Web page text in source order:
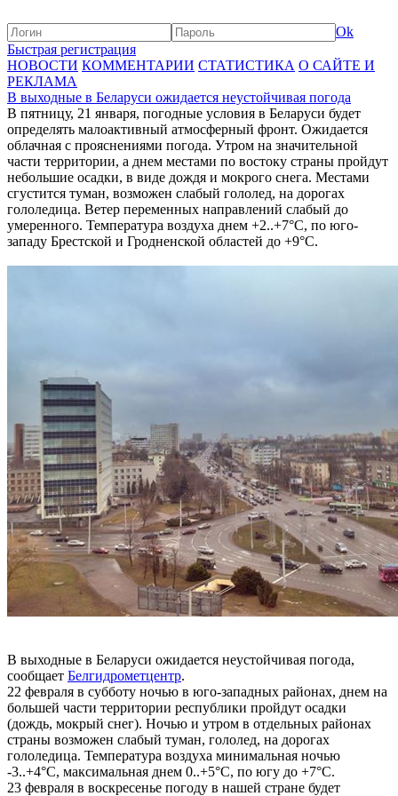
Ok
Быстрая регистрация
НОВОСТИ КОММЕНТАРИИ СТАТИСТИКА О САЙТЕ И
РЕКЛАМА
В выходные в Беларуси ожидается неустойчивая погода
В пятницу, 21 января, погодные условия в Беларуси будет
определять малоактивный атмосферный фронт. Ожидается
облачная с прояснениями погода. Утром на значительной
части территории, а днем местами по востоку страны пройдут
небольшие осадки, в виде дождя и мокрого снега. Местами
сгустится туман, возможен слабый гололед, на дорогах
гололедица. Ветер переменных направлений слабый до
умеренного. Температура воздуха днем +2..+7°С, по юго-
западу Брестской и Гродненской областей до +9°С.
В выходные в Беларуси ожидается неустойчивая погода,
сообщает Белгидрометцентр.
22 февраля в субботу ночью в юго-западных районах, днем на
большей части территории республики пройдут осадки
(дождь, мокрый снег). Ночью и утром в отдельных районах
страны возможен слабый туман, гололед, на дорогах
гололедица. Температура воздуха минимальная ночью
-3..+4°С, максимальная днем 0..+5°С, по югу до +7°С.
23 февраля в воскресенье погоду в нашей стране будет